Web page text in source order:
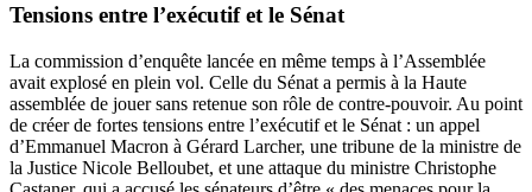
Tensions entre l’exécutif et le Sénat
La commission d’enquête lancée en même temps à l’Assemblée
avait explosé en plein vol. Celle du Sénat a permis à la Haute
assemblée de jouer sans retenue son rôle de contre-pouvoir. Au point
de créer de fortes tensions entre l’exécutif et le Sénat : un appel
d’Emmanuel Macron à Gérard Larcher, une tribune de la ministre de
la Justice Nicole Belloubet, et une attaque du ministre Christophe